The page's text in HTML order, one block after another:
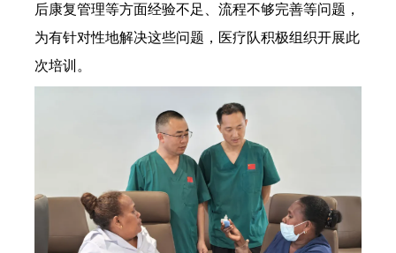
后康复管理等方面经验不足、流程不够完善等问题，
为有针对性地解决这些问题， 医疗队积极组织开展此
次培训。